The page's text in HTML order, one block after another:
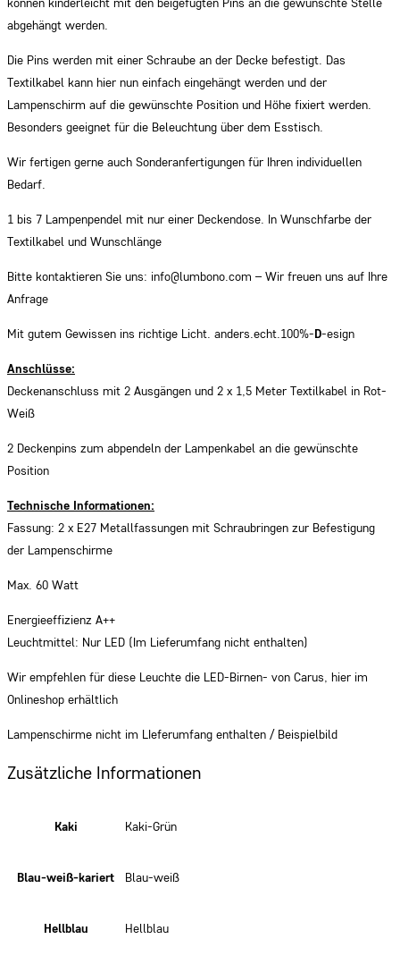
können kinderleicht mit den beigefügten Pins an die gewünschte Stelle
abgehängt werden.
Die Pins werden mit einer Schraube an der Decke befestigt. Das
Textilkabel kann hier nun einfach eingehängt werden und der
Lampenschirm auf die gewünschte Position und Höhe fixiert werden.
Besonders geeignet für die Beleuchtung über dem Esstisch.
Wir fertigen gerne auch Sonderanfertigungen für Ihren individuellen
Bedarf.
1 bis 7 Lampenpendel mit nur einer Deckendose. In Wunschfarbe der
Textilkabel und Wunschlänge
Bitte kontaktieren Sie uns: info@lumbono.com – Wir freuen uns auf Ihre
Anfrage
Mit gutem Gewissen ins richtige Licht. anders.echt.100%- D-esign
Anschlüsse:
Deckenanschluss mit 2 Ausgängen und 2 x 1,5 Meter Textilkabel in Rot-
Weiß
2 Deckenpins zum abpendeln der Lampenkabel an die gewünschte
Position
Technische Informationen:
Fassung: 2 x E27 Metallfassungen mit Schraubringen zur Befestigung
der Lampenschirme
Max. 60 Watt
Energieeffizienz A++
Leuchtmittel: Nur LED (Im Lieferumfang nicht enthalten)
Wir empfehlen für diese Leuchte die LED-Birnen- von Carus, hier im
Onlineshop erhältlich
Lampenschirme nicht im LIeferumfang enthalten / Beispielbild
Zusätzliche Informationen
Kaki Kaki-Grün
Blau-weiß-kariert Blau-weiß
Hellblau Hellblau